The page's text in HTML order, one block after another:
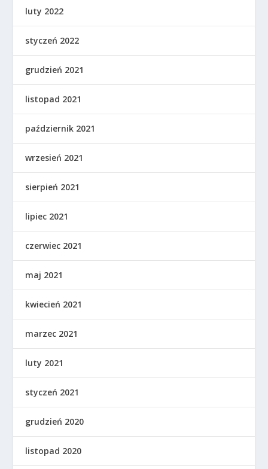
luty 2022
styczeń 2022
grudzień 2021
listopad 2021
październik 2021
wrzesień 2021
sierpień 2021
lipiec 2021
czerwiec 2021
maj 2021
kwiecień 2021
marzec 2021
luty 2021
styczeń 2021
grudzień 2020
listopad 2020